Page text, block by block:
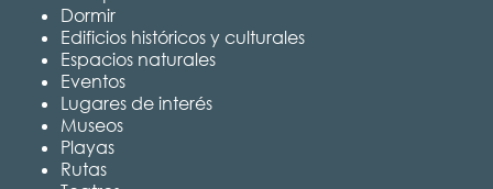
Dormir
Edificios históricos y culturales
Espacios naturales
Eventos
Lugares de interés
Museos
Playas
Rutas